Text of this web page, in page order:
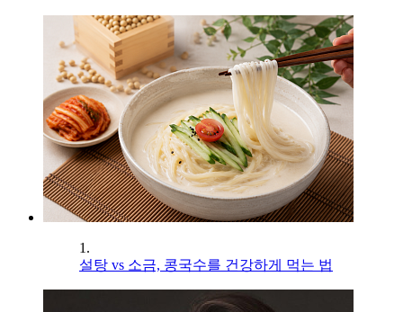
1.
설탕 vs 소금, 콩국수를 건강하게 먹는 법